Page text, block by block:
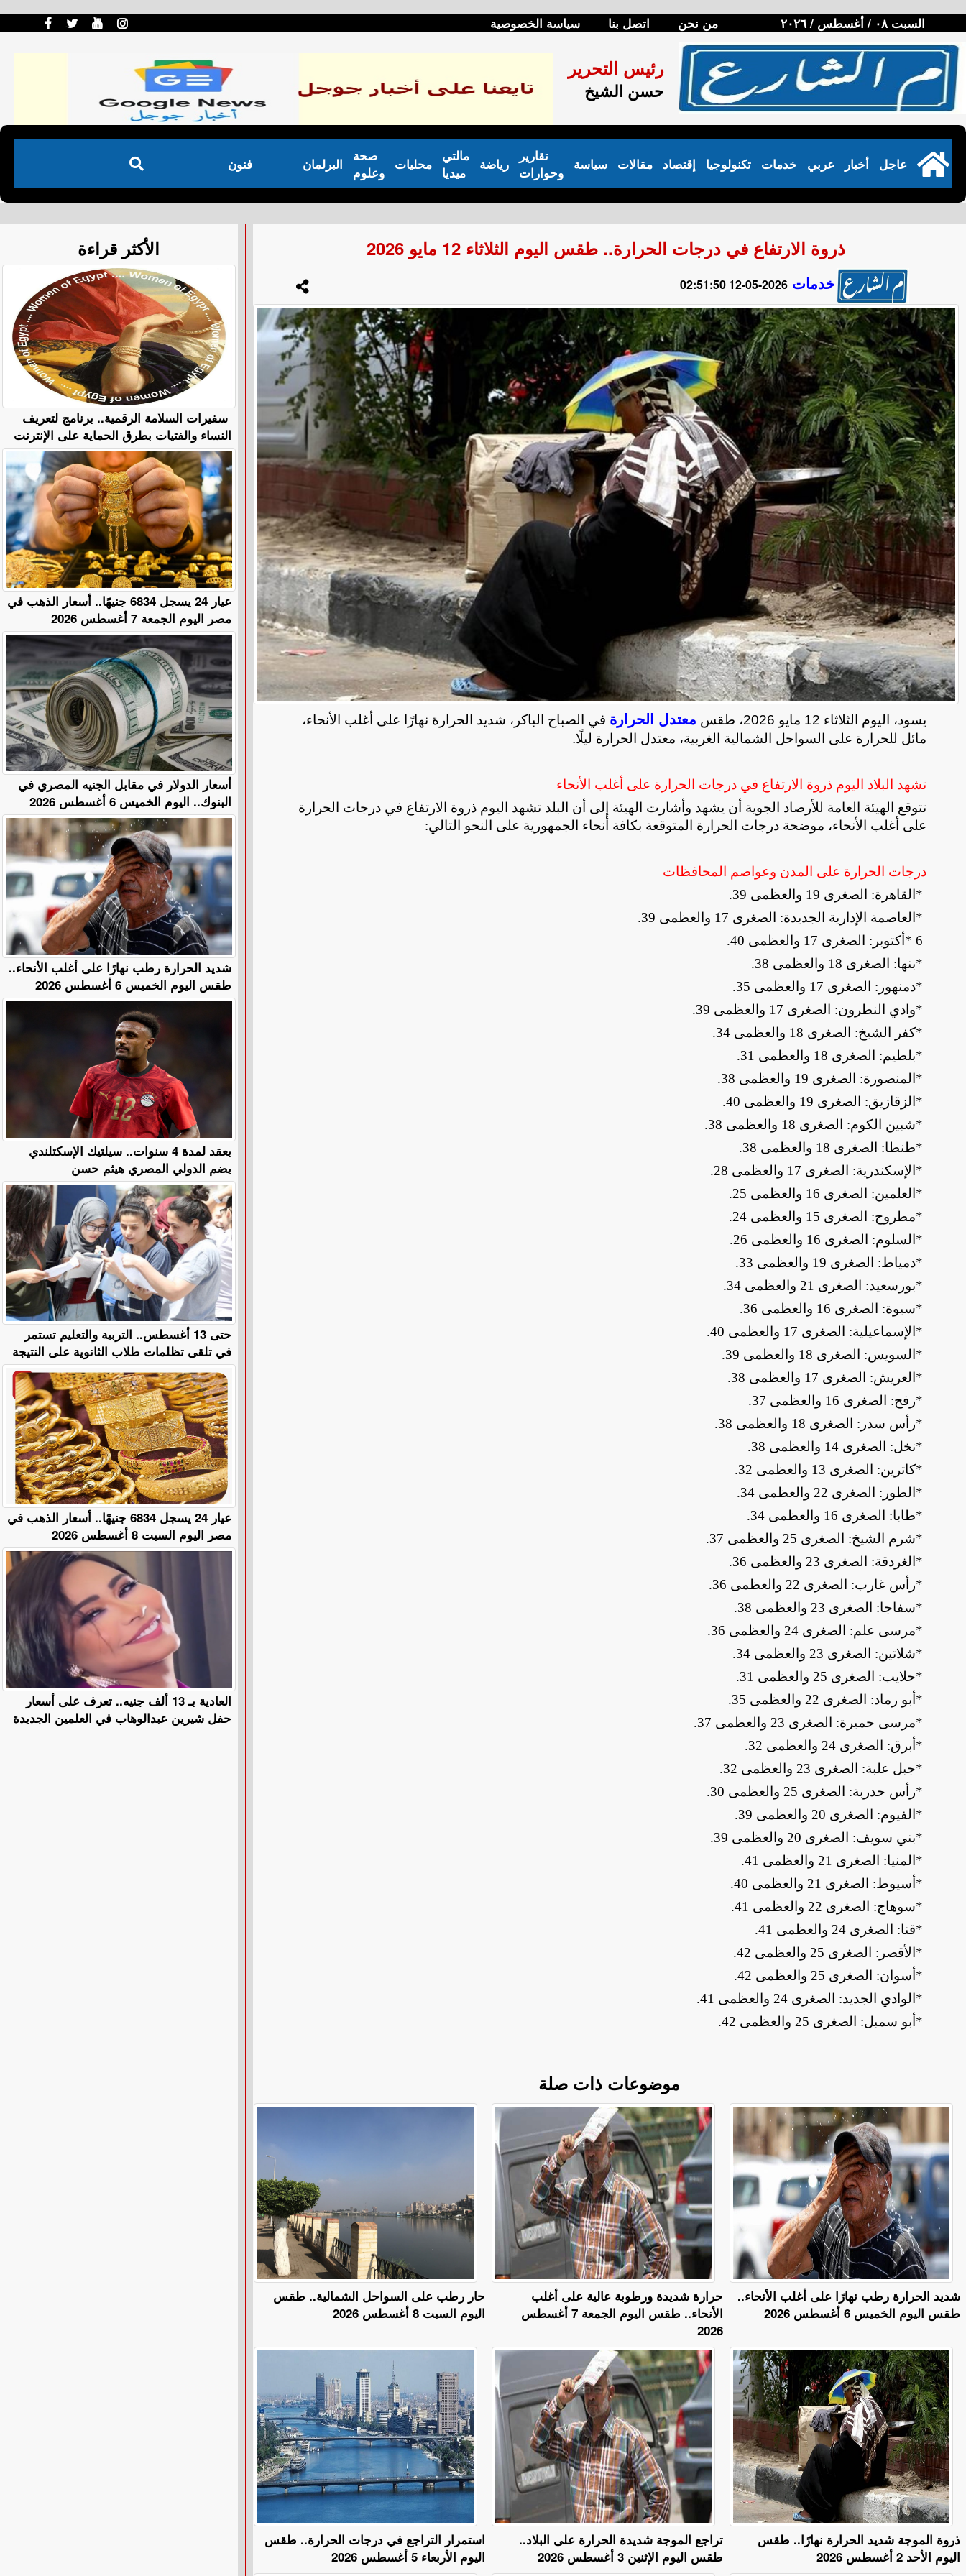
السبت ٠٨ / أغسطس / ٢٠٢٦ من نحن اتصل بنا سياسة الخصوصية
رئيس التحرير
حسن الشيخ
فنون البرلمان
صحة
وعلوم
محليات
مالتي
ميديا
رياضة
تقارير
وحوارات
سياسة مقالات إقتصاد تكنولوجيا خدمات عربي أخبار عاجل
ذروة الارتفاع في درجات الحرارة.. طقس اليوم الثلاثاء 12 مايو 2026
خدمات 2026-05-12 02:51:50
يسود، اليوم الثلاثاء 12 مايو 2026، طقس معتدل الحرارة في الصباح الباكر، شديد الحرارة نهارًا على أغلب الأنحاء،
مائل للحرارة على السواحل الشمالية الغربية، معتدل الحرارة ليلًا.
تشهد البلاد اليوم ذروة الارتفاع في درجات الحرارة على أغلب الأنحاء
تتوقع الهيئة العامة للأرصاد الجوية أن يشهد وأشارت الهيئة إلى أن البلد تشهد اليوم ذروة الارتفاع في درجات الحرارة
على أغلب الأنحاء، موضحة درجات الحرارة المتوقعة بكافة أنحاء الجمهورية على النحو التالي:
درجات الحرارة على المدن وعواصم المحافظات
* القاهرة: الصغرى 19 والعظمى 39
.
* العاصمة الإدارية الجديدة: الصغرى 17 والعظمى 39
.
* 6 أكتوبر: الصغرى 17 والعظمى 40
.
*بنها: الصغرى 18 والعظمى 38
.
*دمنهور: الصغرى 17 والعظمى 35
.
*وادي النطرون: الصغرى 17 والعظمى 39
.
*كفر الشيخ: الصغرى 18 والعظمى 34
.
*بلطيم: الصغرى 18 والعظمى 31
.
* المنصورة: الصغرى 19 والعظمى 38
.
* الزقازيق: الصغرى 19 والعظمى 40
.
*شبين الكوم: الصغرى 18 والعظمى 38
.
*طنطا: الصغرى 18 والعظمى 38
.
* الإسكندرية: الصغرى 17 والعظمى 28
.
* العلمين: الصغرى 16 والعظمى 25
.
*مطروح: الصغرى 15 والعظمى 24
.
* السلوم: الصغرى 16 والعظمى 26
.
*دمياط: الصغرى 19 والعظمى 33
.
*بورسعيد: الصغرى 21 والعظمى 34
.
*سيوة: الصغرى 16 والعظمى 36
.
* الإسماعيلية: الصغرى 17 والعظمى 40
.
* السويس: الصغرى 18 والعظمى 39
.
* العريش: الصغرى 17 والعظمى 38
.
*رفح: الصغرى 16 والعظمى 37
.
*رأس سدر: الصغرى 18 والعظمى 38
.
*نخل: الصغرى 14 والعظمى 38
.
*كاترين: الصغرى 13 والعظمى 32
.
* الطور: الصغرى 22 والعظمى 34
.
*طابا: الصغرى 16 والعظمى 34
.
*شرم الشيخ: الصغرى 25 والعظمى 37
.
* الغردقة: الصغرى 23 والعظمى 36
.
*رأس غارب: الصغرى 22 والعظمى 36
.
*سفاجا: الصغرى 23 والعظمى 38
.
*مرسى علم: الصغرى 24 والعظمى 36
.
*شلاتين: الصغرى 23 والعظمى 34
.
*حلايب: الصغرى 25 والعظمى 31
.
* أبو رماد: الصغرى 22 والعظمى 35
.
*مرسى حميرة: الصغرى 23 والعظمى 37
.
* أبرق: الصغرى 24 والعظمى 32
.
*جبل علبة: الصغرى 23 والعظمى 32
.
*رأس حدربة: الصغرى 25 والعظمى 30
.
* الفيوم: الصغرى 20 والعظمى 39
.
*بني سويف: الصغرى 20 والعظمى 39
.
* المنيا: الصغرى 21 والعظمى 41
.
* أسيوط: الصغرى 21 والعظمى 40
.
*سوهاج: الصغرى 22 والعظمى 41
.
*قنا: الصغرى 24 والعظمى 41
.
* الأقصر: الصغرى 25 والعظمى 42
.
* أسوان: الصغرى 25 والعظمى 42
.
* الوادي الجديد: الصغرى 24 والعظمى 41
.
* أبو سمبل: الصغرى 25 والعظمى 42 .
موضوعات ذات صلة
حار رطب على السواحل الشمالية.. طقس
اليوم السبت 8 أغسطس 2026
حرارة شديدة ورطوبة عالية على أغلب
الأنحاء.. طقس اليوم الجمعة 7 أغسطس
2026
​شديد الحرارة رطب نهارًا على أغلب الأنحاء..
طقس اليوم الخميس 6 أغسطس 2026
استمرار التراجع في درجات الحرارة.. طقس
اليوم الأربعاء 5 أغسطس 2026
تراجع الموجة شديدة الحرارة على البلاد..
طقس اليوم الإثنين 3 أغسطس 2026
ذروة الموجة شديد الحرارة نهارًا.. طقس
اليوم الأحد 2 أغسطس 2026
الأكثر قراءة
سفيرات السلامة الرقمية.. برنامج لتعريف
النساء والفتيات بطرق الحماية على الإنترنت
عيار 24 يسجل 6834 جنيهًا.. أسعار الذهب في
مصر اليوم الجمعة 7 أغسطس 2026
أسعار الدولار في مقابل الجنيه المصري في
البنوك.. اليوم الخميس 6 أغسطس 2026
​شديد الحرارة رطب نهارًا على أغلب الأنحاء..
طقس اليوم الخميس 6 أغسطس 2026
بعقد لمدة 4 سنوات.. سيلتيك الإسكتلندي
يضم الدولي المصري هيثم حسن
حتى 13 أغسطس.. التربية والتعليم تستمر
في تلقى تظلمات طلاب الثانوية على النتيجة
عيار 24 يسجل 6834 جنيهًا.. أسعار الذهب في
مصر اليوم السبت 8 أغسطس 2026
العادية بـ 13 ألف جنيه.. تعرف على أسعار
حفل شيرين عبدالوهاب في العلمين الجديدة